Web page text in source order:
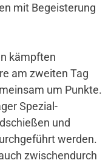
mit Begeisterung
kämpften
am zweiten Tag
um Punkte.
Spezial-
und
werden.
zwischendurch